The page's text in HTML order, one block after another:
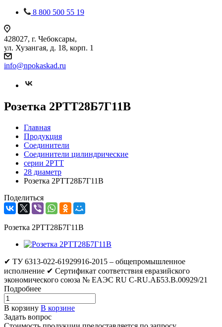
8 800 500 55 19
428027, г. Чебоксары,
ул. Хузангая, д. 18, корп. 1
info@npokaskad.ru
Розетка 2РТТ28Б7Г11В
Главная
Продукция
Соединители
Соединители цилиндрические
серии 2РТТ
28 диаметр
Розетка 2РТТ28Б7Г11В
Поделиться
Розетка 2РТТ28Б7Г11В
✔ ТУ 6313-022-61929916-2015 – общепромышленное
исполнение ✔ Сертификат соответствия евразийского
экономического союза № ЕАЭС RU C-RU.АБ53.В.00929/21
Подробнее
В корзину В корзине
Задать вопрос